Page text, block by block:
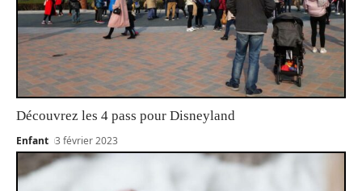
Découvrez les 4 pass pour Disneyland
Enfant 3 février 2023